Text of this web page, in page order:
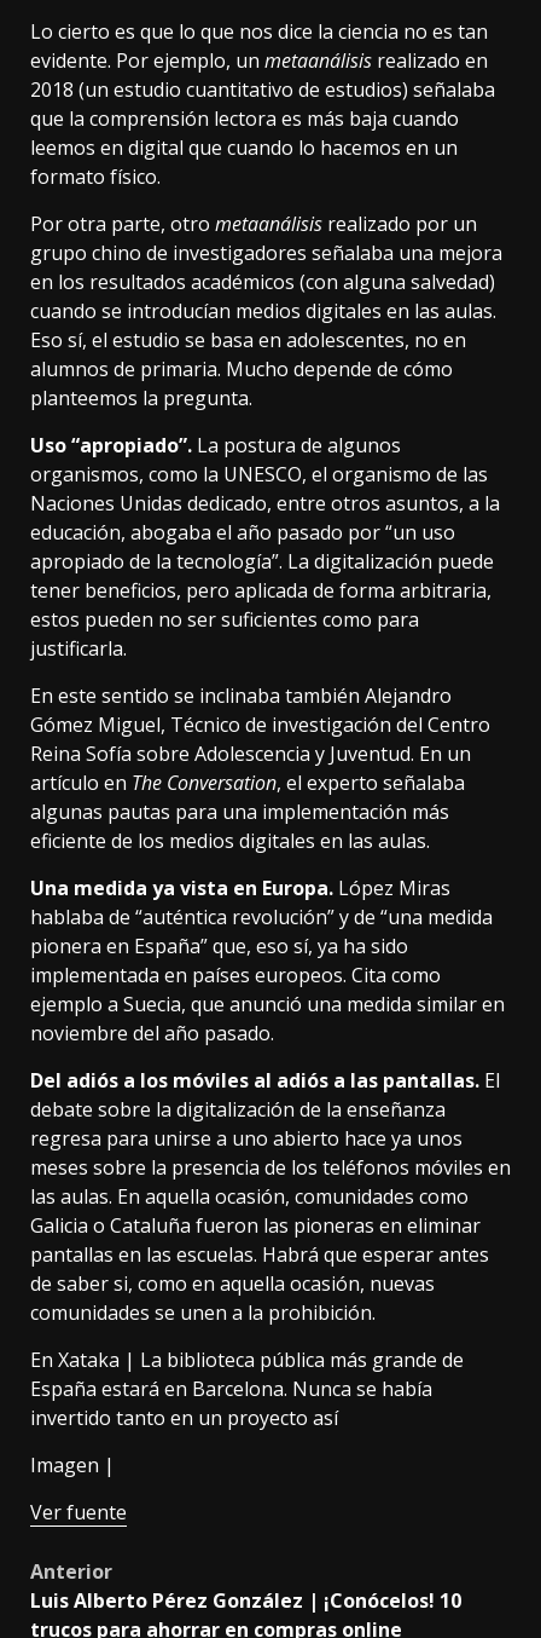
Lo cierto es que lo que nos dice la ciencia no es tan
evidente. Por ejemplo, un metaanálisis realizado en
2018 (un estudio cuantitativo de estudios) señalaba
que la comprensión lectora es más baja cuando
leemos en digital que cuando lo hacemos en un
formato físico.
Por otra parte, otro metaanálisis realizado por un
grupo chino de investigadores señalaba una mejora
en los resultados académicos (con alguna salvedad)
cuando se introducían medios digitales en las aulas.
Eso sí, el estudio se basa en adolescentes, no en
alumnos de primaria. Mucho depende de cómo
planteemos la pregunta.
Uso “apropiado”. La postura de algunos
organismos, como la UNESCO, el organismo de las
Naciones Unidas dedicado, entre otros asuntos, a la
educación, abogaba el año pasado por “un uso
apropiado de la tecnología”. La digitalización puede
tener beneficios, pero aplicada de forma arbitraria,
estos pueden no ser suficientes como para
justificarla.
En este sentido se inclinaba también Alejandro
Gómez Miguel, Técnico de investigación del Centro
Reina Sofía sobre Adolescencia y Juventud. En un
artículo en The Conversation, el experto señalaba
algunas pautas para una implementación más
eficiente de los medios digitales en las aulas.
Una medida ya vista en Europa. López Miras
hablaba de “auténtica revolución” y de “una medida
pionera en España” que, eso sí, ya ha sido
implementada en países europeos. Cita como
ejemplo a Suecia, que anunció una medida similaren
noviembre del año pasado.
Del adiós a los móviles al adiós a las pantallas. El
debate sobre la digitalización de la enseñanza
regresa para unirse a uno abierto hace ya unos
meses sobre la presencia de los teléfonos móviles en
las aulas. En aquella ocasión, comunidades como
Galicia o Cataluña fueron las pioneras en eliminar
pantallas en las escuelas. Habrá que esperar antes
de saber si, como en aquella ocasión, nuevas
comunidades se unen a la prohibición.
En Xataka | La biblioteca pública más grande de
España estará en Barcelona. Nunca se había
invertido tanto en un proyecto así
Imagen |
Ver fuente
Post
navigation
Anterior
Luis Alberto Pérez González | ¡Conócelos! 10
trucos para ahorrar en compras online